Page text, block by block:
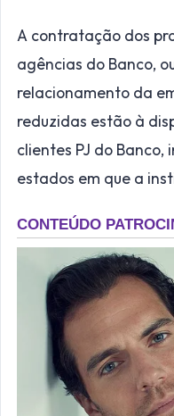
A contratação dos
agências do Banco,
relacionamento da
reduzidas estão à
clientes PJ do Banco,
estados em que a